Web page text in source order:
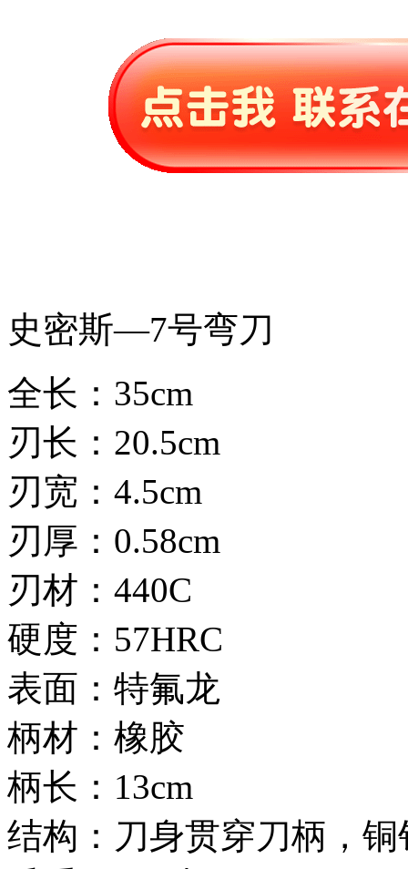
史密斯—7号弯刀
全长：35cm
刃长：20.5cm
刃宽：4.5cm
刃厚：0.58cm
刃材：440C
硬度：57HRC
表面：特氟龙
柄材：橡胶
柄长：13cm
结构：刀身贯穿刀柄，